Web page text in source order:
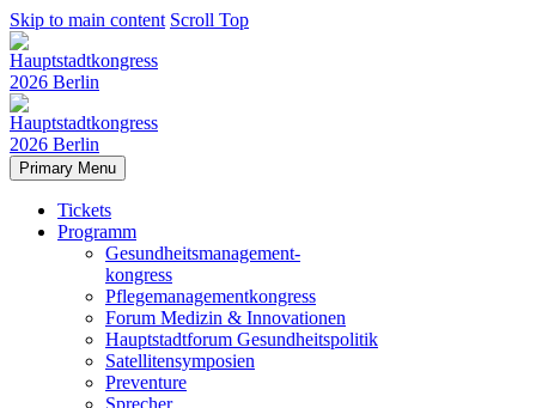
Skip to main content Scroll Top
Primary Menu
Tickets
Programm
Gesundheitsmanagement-
kongress
Pflegemanagementkongress
Forum Medizin & Innovationen
Hauptstadtforum Gesundheitspolitik
Satellitensymposien
Preventure
Sprecher